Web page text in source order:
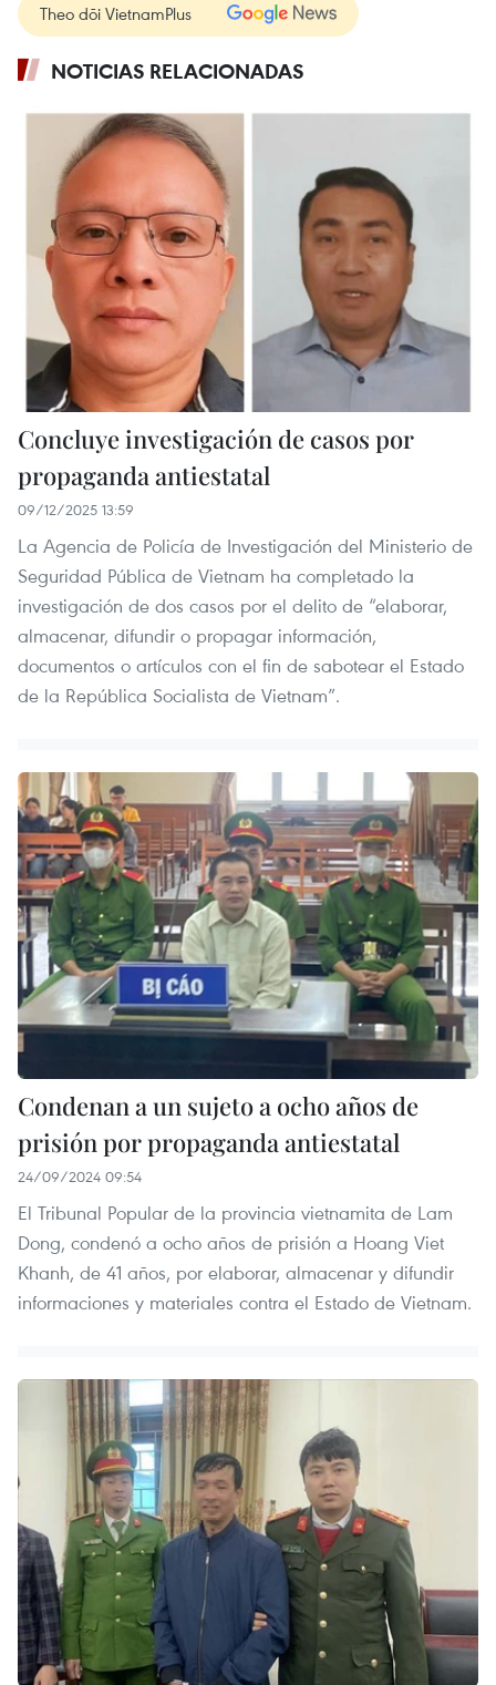
Theo dõi VietnamPlus
NOTICIAS RELACIONADAS
Concluye investigación de casos por
propaganda antiestatal
09/12/2025 13:59
La Agencia de Policía de Investigación del Ministerio de
Seguridad Pública de Vietnam ha completado la
investigación de dos casos por el delito de “elaborar,
almacenar, difundir o propagar información,
documentos o artículos con el fin de sabotear el Estado
de la República Socialista de Vietnam”.
Condenan a un sujeto a ocho años de
prisión por propaganda antiestatal
24/09/2024 09:54
El Tribunal Popular de la provincia vietnamita de Lam
Dong, condenó a ocho años de prisión a Hoang Viet
Khanh, de 41 años, por elaborar, almacenar y difundir
informaciones y materiales contra el Estado de Vietnam.